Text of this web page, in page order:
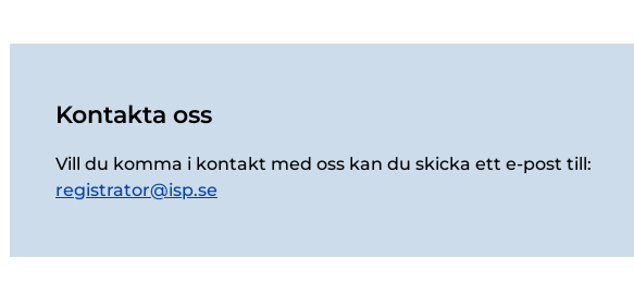
Kontakta oss
Vill du komma i kontakt med oss kan du skicka ett e-post till:
registrator@isp.se